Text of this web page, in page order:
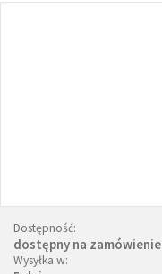
Dostępność:
dostępny na zamówienie
Wysyłka w: